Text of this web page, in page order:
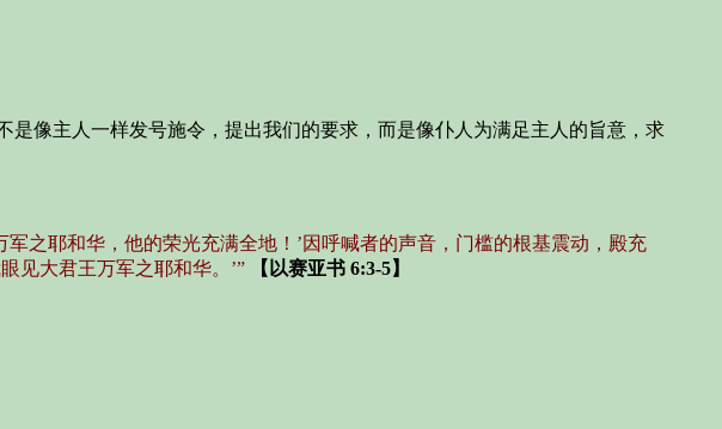
像主人一样发号施令，提出我们的要求，而是像仆人为满足主人的旨意，求
军之耶和华，他的荣光充满全地！’因呼喊者的声音，门槛的根基震动，殿充
见大君王万军之耶和华。’”
【以赛亚书 6:3-5】